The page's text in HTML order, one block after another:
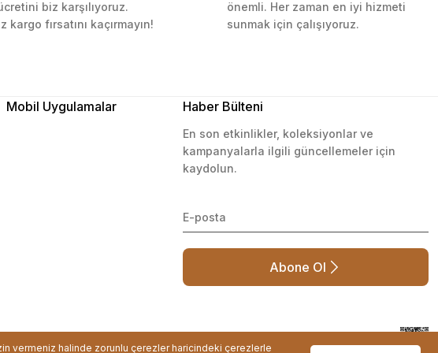
vermeniz halinde zorunlu çerezler haricindeki çerezlerle
biz karşılıyoruz.
kargo fırsatını kaçırmayın!
önemli. Her zaman en iyi hizmeti
sunmak için çalışıyoruz.
Mobil Uygulamalar Haber Bülteni
En son etkinlikler, koleksiyonlar ve
kampanyalarla ilgili güncellemeler için
kaydolun.
Abone Ol